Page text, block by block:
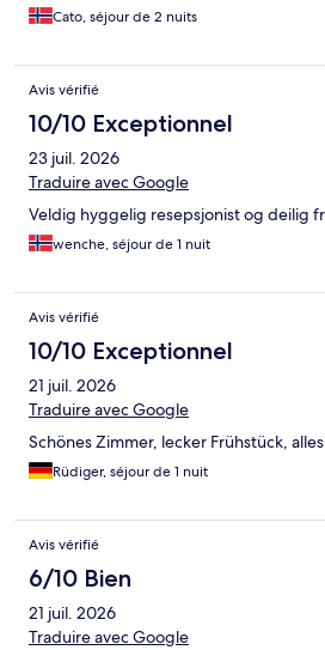
Cato, séjour de 2 nuits
Avis vérifié
10/10 Exceptionnel
23 juil. 2026
Traduire avec Google
Veldig hyggelig resepsjonist og deilig
wenche, séjour de 1 nuit
Avis vérifié
10/10 Exceptionnel
21 juil. 2026
Traduire avec Google
Schönes Zimmer, lecker Frühstück,
Rüdiger, séjour de 1 nuit
Avis vérifié
6/10 Bien
21 juil. 2026
Traduire avec Google